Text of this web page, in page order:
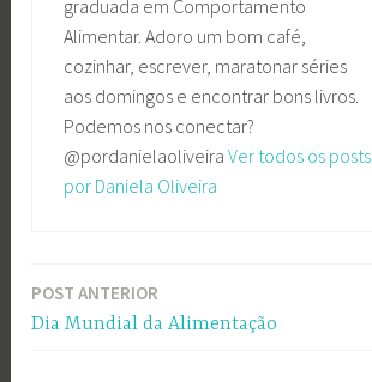
graduada em Comportamento
Alimentar. Adoro um bom café,
cozinhar, escrever, maratonar séries
aos domingos e encontrar bons livros.
Podemos nos conectar?
@pordanielaoliveira Ver todos os posts
por Daniela Oliveira
Navegação
POST ANTERIOR
Dia Mundial da Alimentação